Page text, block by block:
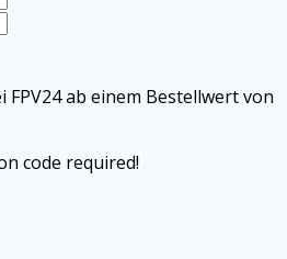
FPV24 ab einem Bestellwert von
code required!